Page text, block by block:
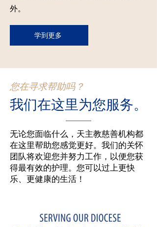
外。
学到更多
您在寻求帮助吗？
我们在这里为您服务。
无论您面临什么，天主教慈善机构都
在这里帮助您感觉更好。我们的关怀
团队将欢迎您并努力工作，以便您获
得最有效的护理。您可以过上更快
乐、更健康的生活！